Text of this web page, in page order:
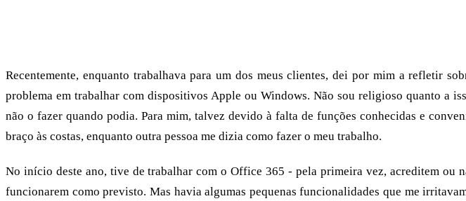
Recentemente, enquanto trabalhava para um dos meus clientes, dei por mim a refletir
problema em trabalhar com dispositivos Apple ou Windows. Não sou religioso quanto a
não o fazer quando podia. Para mim, talvez devido à falta de funções conhecidas e
braço às costas, enquanto outra pessoa me dizia como fazer o meu trabalho.
No início deste ano, tive de trabalhar com o Office 365 - pela primeira vez, acreditem ou
funcionarem como previsto. Mas havia algumas pequenas funcionalidades que me